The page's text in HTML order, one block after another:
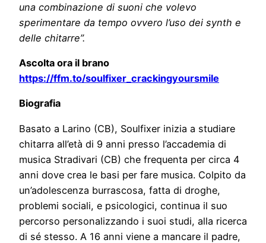
una combinazione di suoni che volevo
sperimentare da tempo ovvero l’uso dei synth e
delle chitarre”.
Ascolta ora il brano
https://ffm.to/soulfixer_crackingyoursmile
Biografia
Basato a Larino (CB), Soulfixer inizia a studiare
chitarra all’età di 9 anni presso l’accademia di
musica Stradivari (CB) che frequenta per circa 4
anni dove crea le basi per fare musica. Colpito da
un’adolescenza burrascosa, fatta di droghe,
problemi sociali, e psicologici, continua il suo
percorso personalizzando i suoi studi, alla ricerca
di sé stesso. A 16 anni viene a mancare il padre,